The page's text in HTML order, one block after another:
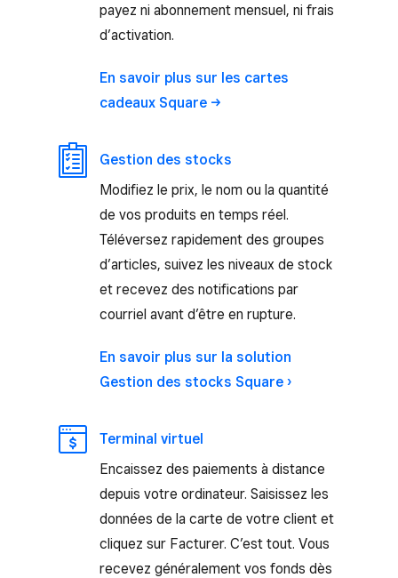
payez ni abonnement mensuel, ni frais
d’activation.
En savoir plus sur les cartes
cadeaux Square
Gestion des stocks
Modifiez le prix, le nom ou la quantité
de vos produits en temps réel.
Téléversez rapidement des groupes
d’articles, suivez les niveaux de stock
et recevez des notifications par
courriel avant d’être en rupture.
En savoir plus sur la solution
Gestion des stocks Square ›
Terminal virtuel
Encaissez des paiements à distance
depuis votre ordinateur. Saisissez les
données de la carte de votre client et
cliquez sur Facturer. C’est tout. Vous
recevez généralement vos fonds dès